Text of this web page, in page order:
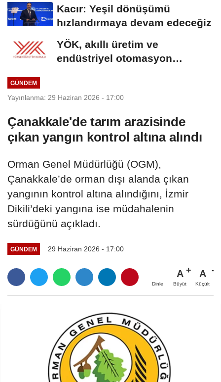
Kacır: Yeşil dönüşümü
hızlandırmaya devam edeceğiz
YÖK, akıllı üretim ve
endüstriyel otomasyon
GÜNDEM
Yayınlanma: 29 Haziran 2026 - 17:00
Çanakkale'de tarım arazisinde
çıkan yangın kontrol altına alındı
Orman Genel Müdürlüğü (OGM),
Çanakkale’de orman dışı alanda çıkan
yangının kontrol altına alındığını, İzmir
Dikili’deki yangına ise müdahalenin
sürdüğünü açıkladı.
GÜNDEM 29 Haziran 2026 - 17:00
Dinle
A
Büyüt
A
Küçült